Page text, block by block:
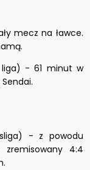
mecz na ławce.
liga) - 61 minut w
- z powodu
4:4